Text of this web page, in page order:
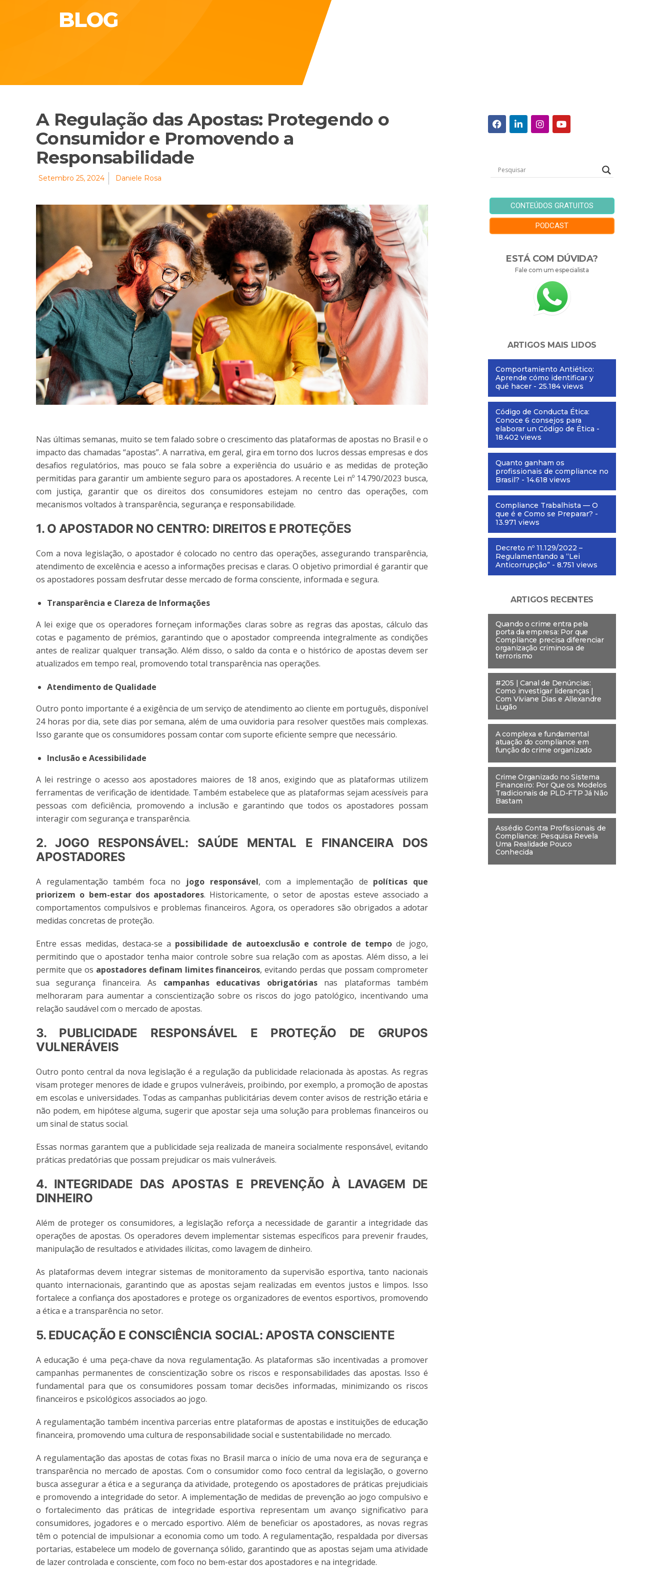
BLOG
A Regulação das Apostas: Protegendo o
Consumidor e Promovendo a
Responsabilidade
Setembro 25, 2024 Daniele Rosa
Nas últimas semanas, muito se tem falado sobre o crescimento das plataformas de apostas no Brasil e o
impacto das chamadas “apostas”. A narrativa, em geral, gira em torno dos lucros dessas empresas e dos
desafios regulatórios, mas pouco se fala sobre a experiência do usuário e as medidas de proteção
permitidas para garantir um ambiente seguro para os apostadores. A recente Lei nº 14.790/2023 busca,
com justiça, garantir que os direitos dos consumidores estejam no centro das operações, com
mecanismos voltados à transparência, segurança e responsabilidade.
1. O APOSTADOR NO CENTRO: DIREITOS E PROTEÇÕES
Com a nova legislação, o apostador é colocado no centro das operações, assegurando transparência,
atendimento de excelência e acesso a informações precisas e claras. O objetivo primordial é garantir que
os apostadores possam desfrutar desse mercado de forma consciente, informada e segura.
Transparência e Clareza de Informações
A lei exige que os operadores forneçam informações claras sobre as regras das apostas, cálculo das
cotas e pagamento de prémios, garantindo que o apostador compreenda integralmente as condições
antes de realizar qualquer transação. Além disso, o saldo da conta e o histórico de apostas devem ser
atualizados em tempo real, promovendo total transparência nas operações.
Atendimento de Qualidade
Outro ponto importante é a exigência de um serviço de atendimento ao cliente em português, disponível
24 horas por dia, sete dias por semana, além de uma ouvidoria para resolver questões mais complexas.
Isso garante que os consumidores possam contar com suporte eficiente sempre que necessário.
Inclusão e Acessibilidade
A lei restringe o acesso aos apostadores maiores de 18 anos, exigindo que as plataformas utilizem
ferramentas de verificação de identidade. Também estabelece que as plataformas sejam acessíveis para
pessoas com deficiência, promovendo a inclusão e garantindo que todos os apostadores possam
interagir com segurança e transparência.
2. JOGO RESPONSÁVEL: SAÚDE MENTAL E FINANCEIRA DOS
APOSTADORES
A regulamentação também foca no jogo responsável, com a implementação de políticas que
priorizem o bem-estar dos apostadores. Historicamente, o setor de apostas esteve associado a
comportamentos compulsivos e problemas financeiros. Agora, os operadores são obrigados a adotar
medidas concretas de proteção.
Entre essas medidas, destaca-se a possibilidade de autoexclusão e controle de tempo de jogo,
permitindo que o apostador tenha maior controle sobre sua relação com as apostas. Além disso, a lei
permite que os apostadores definam limites financeiros, evitando perdas que possam comprometer
sua segurança financeira. As campanhas educativas obrigatóriasnas plataformas também
melhoraram para aumentar a conscientização sobre os riscos do jogo patológico, incentivando uma
relação saudável com o mercado de apostas.
3. PUBLICIDADE RESPONSÁVEL E PROTEÇÃO DE GRUPOS
VULNERÁVEIS
Outro ponto central da nova legislação é a regulação da publicidade relacionada às apostas. As regras
visam proteger menores de idade e grupos vulneráveis, proibindo, por exemplo, a promoção de apostas
em escolas e universidades. Todas as campanhas publicitárias devem conter avisos de restrição etária e
não podem, em hipótese alguma, sugerir que apostar seja uma solução para problemas financeiros ou
um sinal de status social.
Essas normas garantem que a publicidade seja realizada de maneira socialmente responsável, evitando
práticas predatórias que possam prejudicar os mais vulneráveis.
4. INTEGRIDADE DAS APOSTAS E PREVENÇÃO À LAVAGEM DE
DINHEIRO
Além de proteger os consumidores, a legislação reforça a necessidade de garantir a integridade das
operações de apostas. Os operadores devem implementar sistemas específicos para prevenir fraudes,
manipulação de resultados e atividades ilícitas, como lavagem de dinheiro.
As plataformas devem integrar sistemas de monitoramento da supervisão esportiva, tanto nacionais
quanto internacionais, garantindo que as apostas sejam realizadas em eventos justos e limpos. Isso
fortalece a confiança dos apostadores e protege os organizadores de eventos esportivos, promovendo
a ética e a transparência no setor.
5. EDUCAÇÃO E CONSCIÊNCIA SOCIAL: APOSTA CONSCIENTE
A educação é uma peça-chave da nova regulamentação. As plataformas são incentivadas a promover
campanhas permanentes de conscientização sobre os riscos e responsabilidades das apostas. Isso é
fundamental para que os consumidores possam tomar decisões informadas, minimizando os riscos
financeiros e psicológicos associados ao jogo.
A regulamentação também incentiva parcerias entre plataformas de apostas e instituições de educação
financeira, promovendo uma cultura de responsabilidade social e sustentabilidade no mercado.
A regulamentação das apostas de cotas fixas no Brasil marca o início de uma nova era de segurança e
transparência no mercado de apostas. Com o consumidor como foco central da legislação, o governo
busca assegurar a ética e a segurança da atividade, protegendo os apostadores de práticas prejudiciais
e promovendo a integridade do setor. A implementação de medidas de prevenção ao jogo compulsivo e
o fortalecimento das práticas de integridade esportiva representam um avanço significativo para
consumidores, jogadores e o mercado esportivo. Além de beneficiar os apostadores, as novas regras
têm o potencial de impulsionar a economia como um todo. A regulamentação, respaldada por diversas
portarias, estabelece um modelo de governança sólido, garantindo que as apostas sejam uma atividade
de lazer controlada e consciente, com foco no bem-estar dos apostadores e na integridade.
CONTEÚDOS GRATUITOS
PODCAST
ESTÁ COM DÚVIDA?
Fale com um especialista
ARTIGOS MAIS LIDOS
Comportamiento Antiético:
Aprende cómo identificar y
qué hacer - 25.184 views
Código de Conducta Ética:
Conoce 6 consejos para
elaborar un Código de Ética -
18.402 views
Quanto ganham os
profissionais de compliance no
Brasil? - 14.618 views
Compliance Trabalhista — O
que é e Como se Preparar? -
13.971 views
Decreto nº 11.129/2022 –
Regulamentando a “Lei
Anticorrupção” - 8.751 views
ARTIGOS RECENTES
Quando o crime entra pela
porta da empresa: Por que
Compliance precisa diferenciar
organização criminosa de
terrorismo
#205 | Canal de Denúncias:
Como investigar lideranças |
Com Viviane Dias e Allexandre
Lugão
A complexa e fundamental
atuação do compliance em
função do crime organizado
Crime Organizado no Sistema
Financeiro: Por Que os Modelos
Tradicionais de PLD-FTP Já Não
Bastam
Assédio Contra Profissionais de
Compliance: Pesquisa Revela
Uma Realidade Pouco
Conhecida